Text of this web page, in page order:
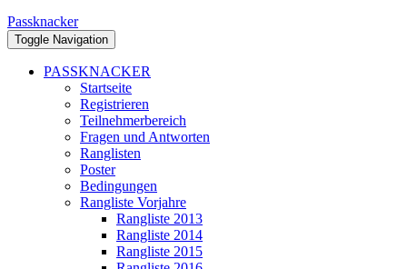
Passknacker
Toggle Navigation
PASSKNACKER
Startseite
Registrieren
Teilnehmerbereich
Fragen und Antworten
Ranglisten
Poster
Bedingungen
Rangliste Vorjahre
Rangliste 2013
Rangliste 2014
Rangliste 2015